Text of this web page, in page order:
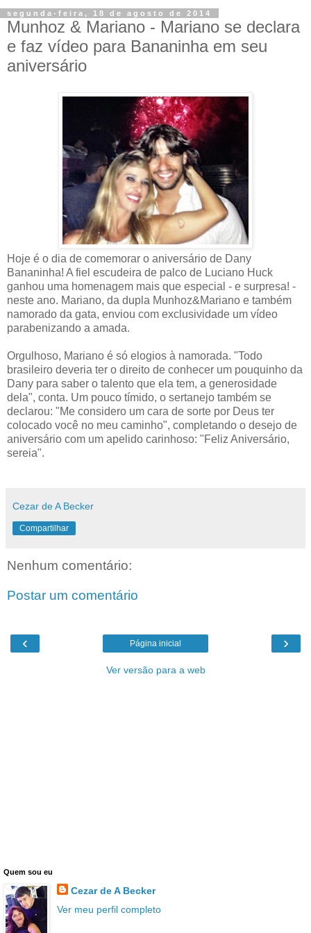
segunda-feira, 18 de agosto de 2014
Munhoz & Mariano - Mariano se declara
e faz vídeo para Bananinha em seu
aniversário
Hoje é o dia de comemorar o aniversário de Dany
Bananinha! A fiel escudeira de palco de Luciano Huck
ganhou uma homenagem mais que especial - e surpresa! -
neste ano. Mariano, da dupla Munhoz&Mariano e também
namorado da gata, enviou com exclusividade um vídeo
parabenizando a amada.
Orgulhoso, Mariano é só elogios à namorada. "Todo
brasileiro deveria ter o direito de conhecer um pouquinho da
Dany para saber o talento que ela tem, a generosidade
dela", conta. Um pouco tímido, o sertanejo também se
declarou: "Me considero um cara de sorte por Deus ter
colocado você no meu caminho", completando o desejo de
aniversário com um apelido carinhoso: "Feliz Aniversário,
sereia".
Cezar de A Becker
Compartilhar
Nenhum comentário:
Postar um comentário
‹ ›
Página inicial
Ver versão para a web
Quem sou eu
Cezar de A Becker
Ver meu perfil completo